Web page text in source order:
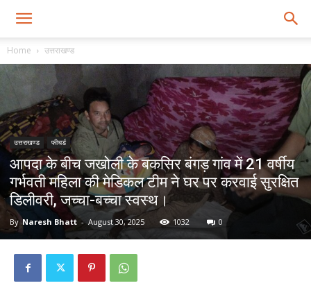
Home उत्तराखण्ड
उत्तराखण्ड फीचर्ड
आपदा के बीच जखोली के बकसिर बंगड़ गांव में 21 वर्षीय
गर्भवती महिला की मेडिकल टीम ने घर पर करवाई सुरक्षित
डिलीवरी, जच्चा-बच्चा स्वस्थ।
By Naresh Bhatt - August 30, 2025 1032 0